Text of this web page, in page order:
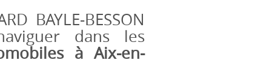
BAYLE-BESSON
dans les
à Aix-en-